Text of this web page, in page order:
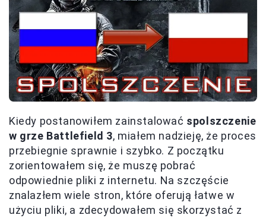
Kiedy postanowiłem zainstalować spolszczenie
w grze Battlefield 3, miałem nadzieję, że proces
przebiegnie sprawnie i szybko. Z początku
zorientowałem się, że muszę pobrać
odpowiednie pliki z internetu. Na szczęście
znalazłem wiele stron, które oferują łatwe w
użyciu pliki, a zdecydowałem się skorzystać z